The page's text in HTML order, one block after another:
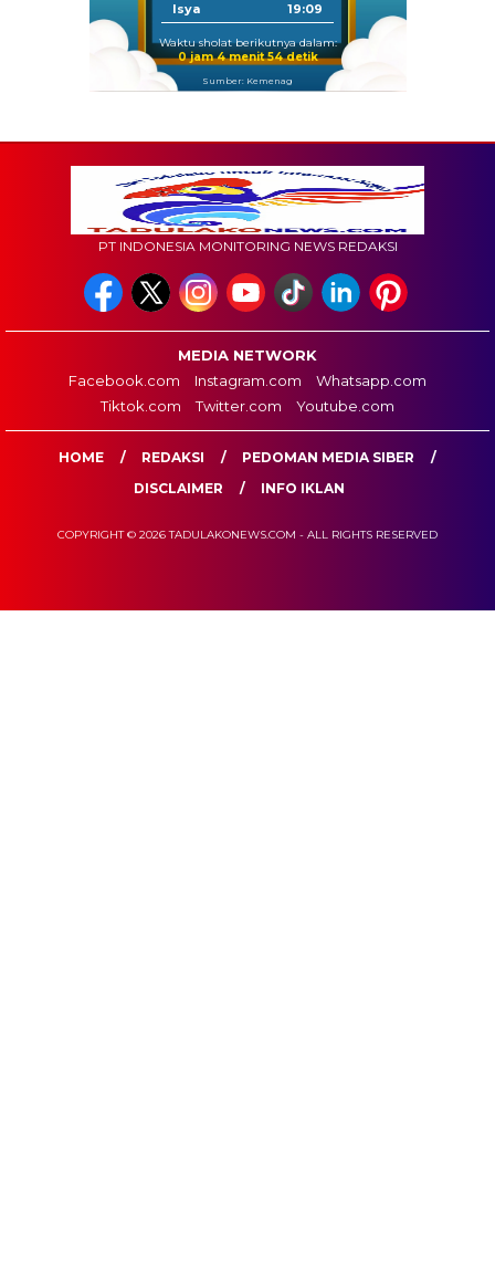
Isya 19:09
Waktu sholat berikutnya dalam:
0 jam 4 menit 53 detik
Sumber: Kemenag
PT INDONESIA MONITORING NEWS REDAKSI
MEDIA NETWORK
Facebook.com
Instagram.com
Whatsapp.com
Tiktok.com
Twitter.com Youtube.com
HOME REDAKSI
PEDOMAN MEDIA SIBER
DISCLAIMER
INFO IKLAN
COPYRIGHT © 2026 TADULAKONEWS.COM - ALL RIGHTS RESERVED